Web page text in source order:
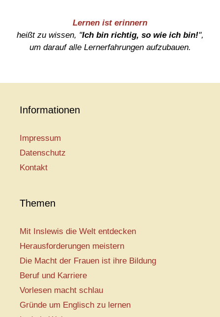
Lernen ist erinnern
heißt zu wissen, "Ich bin richtig, so wie ich bin!",
um darauf alle Lernerfahrungen aufzubauen.
Informationen
Impressum
Datenschutz
Kontakt
Themen
Mit Inslewis die Welt entdecken
Herausforderungen meistern
Die Macht der Frauen ist ihre Bildung
Beruf und Karriere
Vorlesen macht schlau
Gründe um Englisch zu lernen